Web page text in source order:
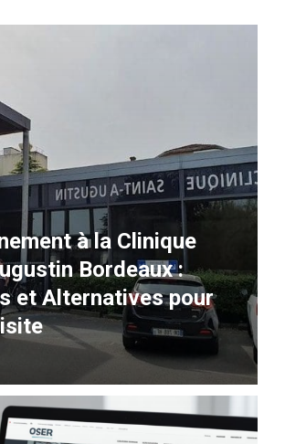
à la Clinique
Bordeaux :
et Alternatives pour